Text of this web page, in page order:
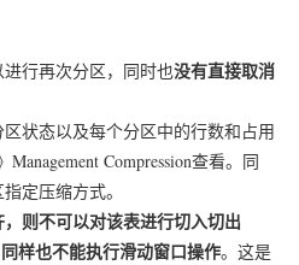
行再次分区，同时也没有直接取消
状态以及每个分区中的行数和占用
Compression查看。同
定压缩方式。
，则不可以对该表进行切入切出
样也不能执行滑动窗口操作。这是